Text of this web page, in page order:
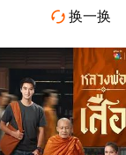
 换一换